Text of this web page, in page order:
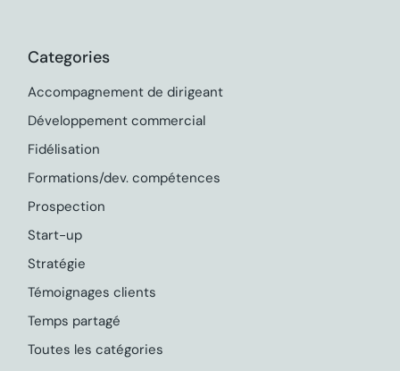
Categories
Accompagnement de dirigeant
Développement commercial
Fidélisation
Formations/dev. compétences
Prospection
Start-up
Stratégie
Témoignages clients
Temps partagé
Toutes les catégories